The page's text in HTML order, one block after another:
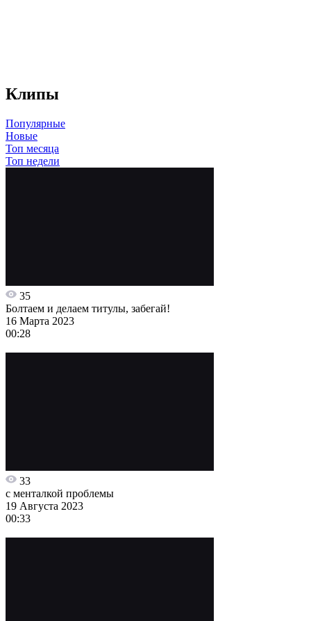
Клипы
Популярные
Новые
Топ месяца
Топ недели
35
Болтаем и делаем титулы, забегай!
16 Марта 2023
00:28
33
с менталкой проблемы
19 Августа 2023
00:33